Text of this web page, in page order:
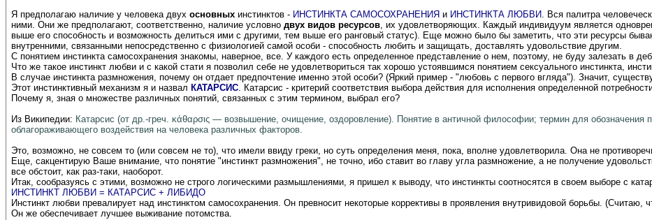
Я предполагаю наличие у человека двух основных инстинктов - ИНСТИНКТА САМОСОХРАНЕНИЯ и ИНСТИНКТА ЛЮБВИ. Вся палитра
ними. Они же предполагают, соответственно, наличие условно двух видов ресурсов, их удовлетворяющих. Каждый индивидуум является
выше его способность и возможность делиться ими с другими, тем выше его ранговый статус). Еще можно было бы заметить, что эти ресурсы
внутренними, связанными непосредственно с физиологией самой особи - способность любить и защищать, доставлять удовольствие другим.
С понятием инстинкта самосохранения знакомы, наверное, все. У каждого есть определенное представление о нем, поэтому, не буду залезать в
Что же такое инстинкт любви и с какой стати я позволил себе не удовлетвориться так хорошо устоявшимся понятием сексуального инстинкта,
В случае инстинкта размножения, почему он отдает предпочтение именно этой особи? (Яркий пример - "любовь с первого вгляда"). Значит,
Этот инстинктивный механизм я и назвал КАТАРСИС. Катарсис - критерий соответствия выбора действия для исполнения определенной
Почему я, зная о множестве различных понятий, связанных с этим термином, выбрал его?
Из Википедии: Катарсис (от др.-греч. κάθαρσις — возвышение, очищение, оздоровление). Понятие в античной философии; термин для обозначения
облагораживающего воздействия на человека различных факторов.
Это, возможно, не совсем то (или совсем не то), что имели ввиду греки, но суть определения меня, пока, вполне удовлетворила. Она не
Еще, сакцентирую Ваше внимание, что понятие "инстинкт размножения", не точно, ибо ставит во главу угла размножение, а не получение
все обстоит, как раз-таки, наоборот.
Итак, сообразуясь с этими, возможно не строго логическими размышлениями, я пришел к выводу, что инстинкты соотносятся в своем выборе с
ИНСТИНКТ ЛЮБВИ = КАТАРСИС + ЛИБИДО
Инстинкт любви превалирует над инстинктом самосохранения. Он превносит некоторые коррективы в проявления внутривидовой борьбы.
Он же обеспечивает лучшее выживание потомства.